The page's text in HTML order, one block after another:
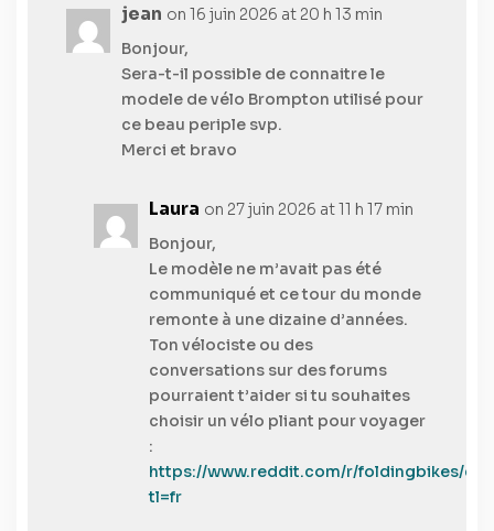
jean on 16 juin 2026 at 20 h 13 min
Bonjour,
Sera-t-il possible de connaitre le
modele de vélo Brompton utilisé pour
ce beau periple svp.
Merci et bravo
Laura on 27 juin 2026 at 11 h 17 min
Bonjour,
Le modèle ne m’avait pas été
communiqué et ce tour du monde
remonte à une dizaine d’années.
Ton vélociste ou des
conversations sur des forums
pourraient t’aider si tu souhaites
choisir un vélo pliant pour voyager
:
https://www.reddit.com/r/foldingbikes/
tl=fr